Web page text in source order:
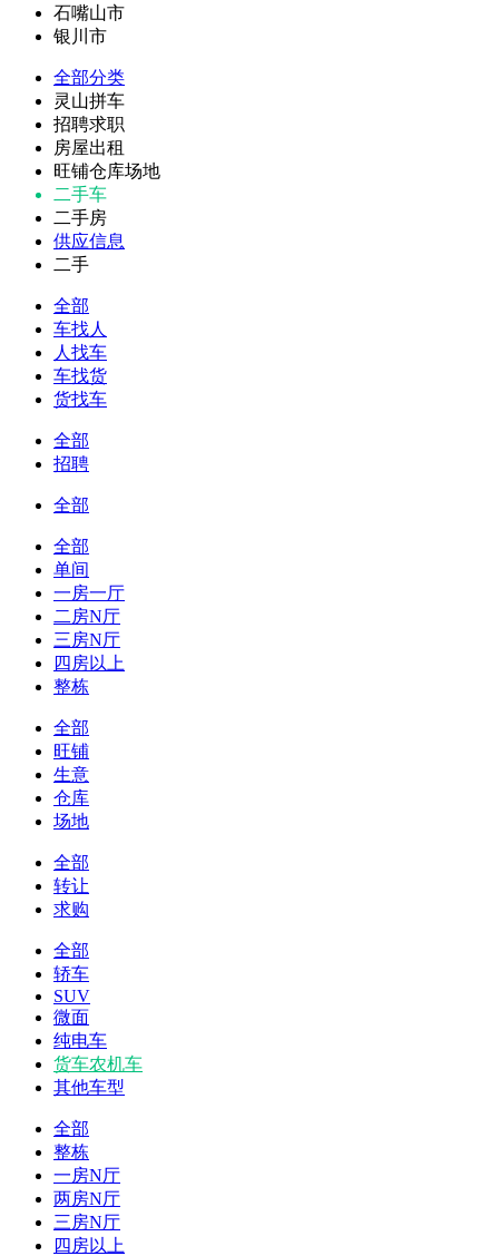
石嘴山市
银川市
全部分类
灵山拼车
招聘求职
房屋出租
旺铺仓库场地
二手车
二手房
供应信息
二手
全部
车找人
人找车
车找货
货找车
全部
招聘
全部
全部
单间
一房一厅
二房N厅
三房N厅
四房以上
整栋
全部
旺铺
生意
仓库
场地
全部
转让
求购
全部
轿车
SUV
微面
纯电车
货车农机车
其他车型
全部
整栋
一房N厅
两房N厅
三房N厅
四房以上